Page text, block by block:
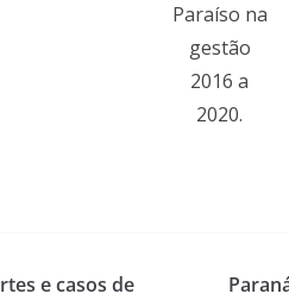
Paraíso na
gestão
2016 a
2020.
e casos de